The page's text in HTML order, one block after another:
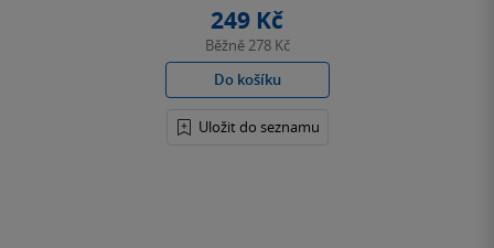
249 Kč
Běžně278 Kč
Do košíku
Uložit do seznamu